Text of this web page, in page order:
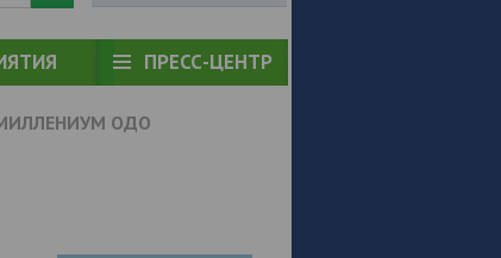
ПРЕСС-ЦЕНТР
ОДО